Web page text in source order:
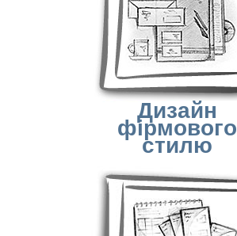
Дизайн
фірмового
стилю